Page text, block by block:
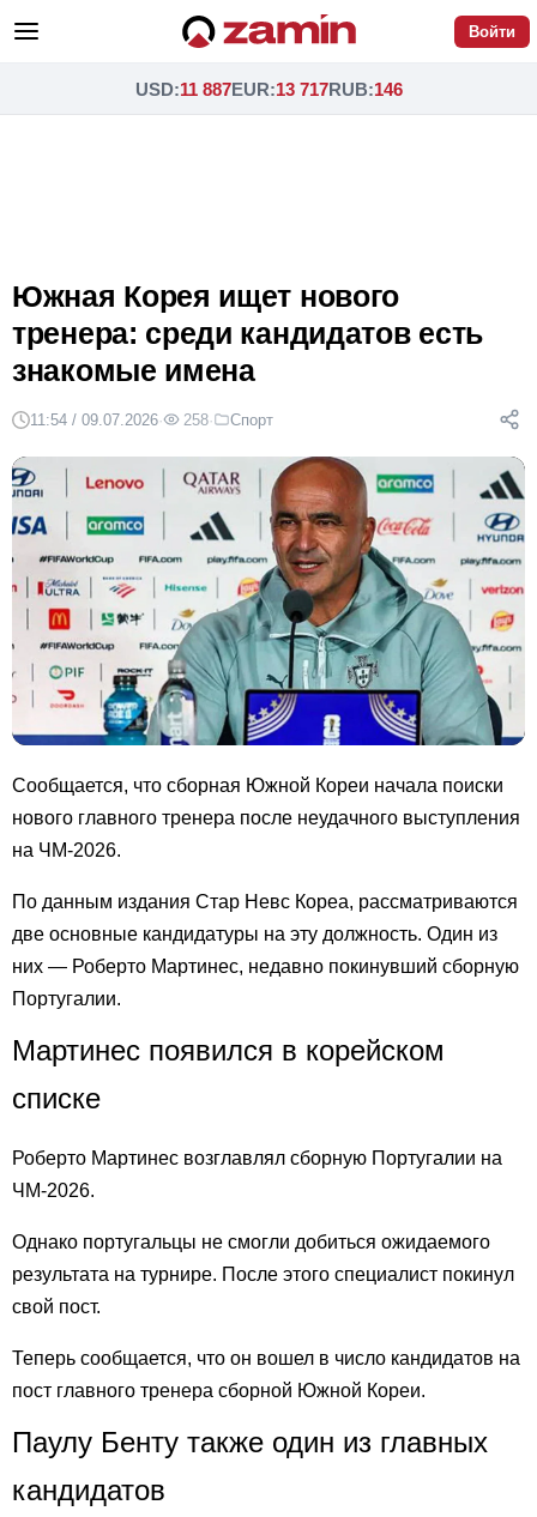
Войти
USD:11 887EUR:13 717RUB:146
Южная Корея ищет нового
тренера: среди кандидатов есть
знакомые имена
11:54 / 09.07.2026· 258· Спорт
Сообщается, что сборная Южной Кореи начала поиски
нового главного тренера после неудачного выступления
на ЧМ-2026.
По данным издания Стар Невс Кореа, рассматриваются
две основные кандидатуры на эту должность. Один из
них — Роберто Мартинес, недавно покинувший сборную
Португалии.
Мартинес появился в корейском
списке
Роберто Мартинес возглавлял сборную Португалии на
ЧМ-2026.
Однако португальцы не смогли добиться ожидаемого
результата на турнире. После этого специалист покинул
свой пост.
Теперь сообщается, что он вошел в число кандидатов на
пост главного тренера сборной Южной Кореи.
Паулу Бенту также один из главных
кандидатов